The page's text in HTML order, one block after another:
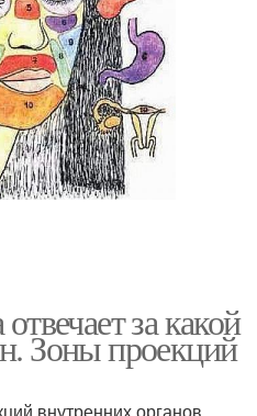
за какой
Зоны проекций
внутренних органов.